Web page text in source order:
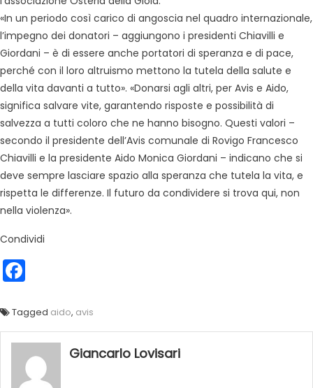
«In un periodo così carico di angoscia nel quadro internazionale,
l’impegno dei donatori – aggiungono i presidenti Chiavilli e
Giordani – è di essere anche portatori di speranza e di pace,
perché con il loro altruismo mettono la tutela della salute e
della vita davanti a tutto». «Donarsi agli altri, per Avis e Aido,
significa salvare vite, garantendo risposte e possibilità di
salvezza a tutti coloro che ne hanno bisogno. Questi valori –
secondo il presidente dell’Avis comunale di Rovigo Francesco
Chiavilli e la presidente Aido Monica Giordani – indicano che si
deve sempre lasciare spazio alla speranza che tutela la vita, e
rispetta le differenze. Il futuro da condividere si trova qui, non
nella violenza».
Condividi
Tagged aido, avis
Giancarlo Lovisari